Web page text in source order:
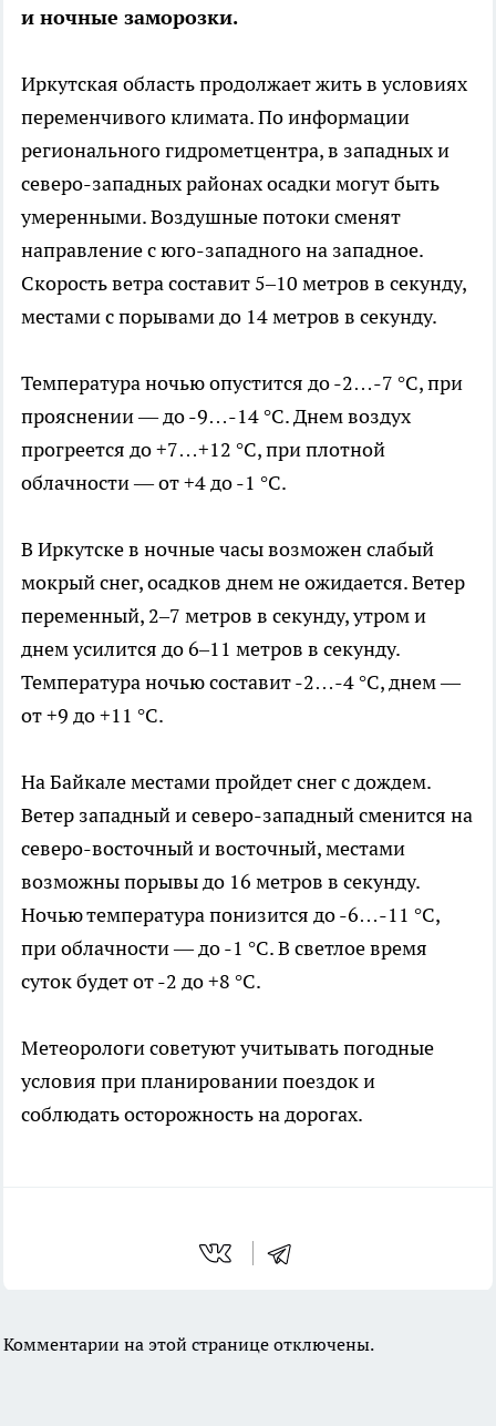
и ночные заморозки.
Иркутская область продолжает жить в условиях
переменчивого климата. По информации
регионального гидрометцентра, в западных и
северо-западных районах осадки могут быть
умеренными. Воздушные потоки сменят
направление с юго-западного на западное.
Скорость ветра составит 5–10 метров в секунду,
местами с порывами до 14 метров в секунду.
Температура ночью опустится до -2…-7 °C, при
прояснении — до -9…-14 °C. Днем воздух
прогреется до +7…+12 °C, при плотной
облачности — от +4 до -1 °C.
В Иркутске в ночные часы возможен слабый
мокрый снег, осадков днем не ожидается. Ветер
переменный, 2–7 метров в секунду, утром и
днем усилится до 6–11 метров в секунду.
Температура ночью составит -2…-4 °C, днем —
от +9 до +11 °C.
На Байкале местами пройдет снег с дождем.
Ветер западный и северо-западный сменится на
северо-восточный и восточный, местами
возможны порывы до 16 метров в секунду.
Ночью температура понизится до -6…-11 °C,
при облачности — до -1 °C. В светлое время
суток будет от -2 до +8 °C.
Метеорологи советуют учитывать погодные
условия при планировании поездок и
соблюдать осторожность на дорогах.
Комментарии на этой странице отключены.